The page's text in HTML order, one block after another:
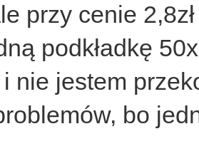
przy cenie
podkładkę
i nie jestem
bo